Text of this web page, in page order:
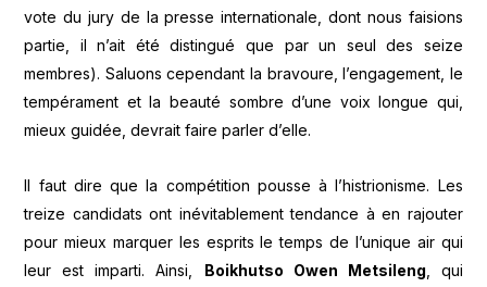
vote du jury de la presse internationale, dont nous faisions
partie, il n’ait été distingué que par un seul des seize
membres). Saluons cependant la bravoure, l’engagement, le
tempérament et la beauté sombre d’une voix longue qui,
mieux guidée, devrait faire parler d’elle.
Il faut dire que la compétition pousse à l’histrionisme. Les
treize candidats ont inévitablement tendance à en rajouter
pour mieux marquer les esprits le temps de l’unique air qui
leur est imparti. Ainsi, Boikhutso Owen Metsileng , qui